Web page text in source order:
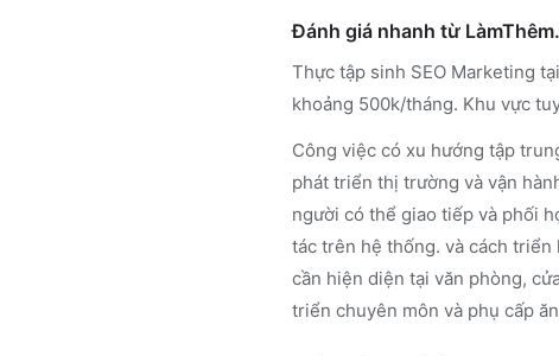
Đánh giá nhanh từ
Thực tập sinh SEO Marketing
khoảng 500k/tháng. Khu vực
Công việc có xu hướng tập
phát triển thị trường và vận
người có thể giao tiếp và phối
tác trên hệ thống. và cách
cần hiện diện tại văn phòng,
triển chuyên môn và phụ cấp